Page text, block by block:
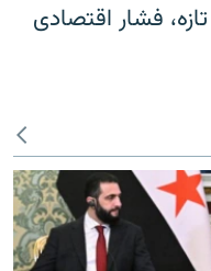
فشار اقتصادی